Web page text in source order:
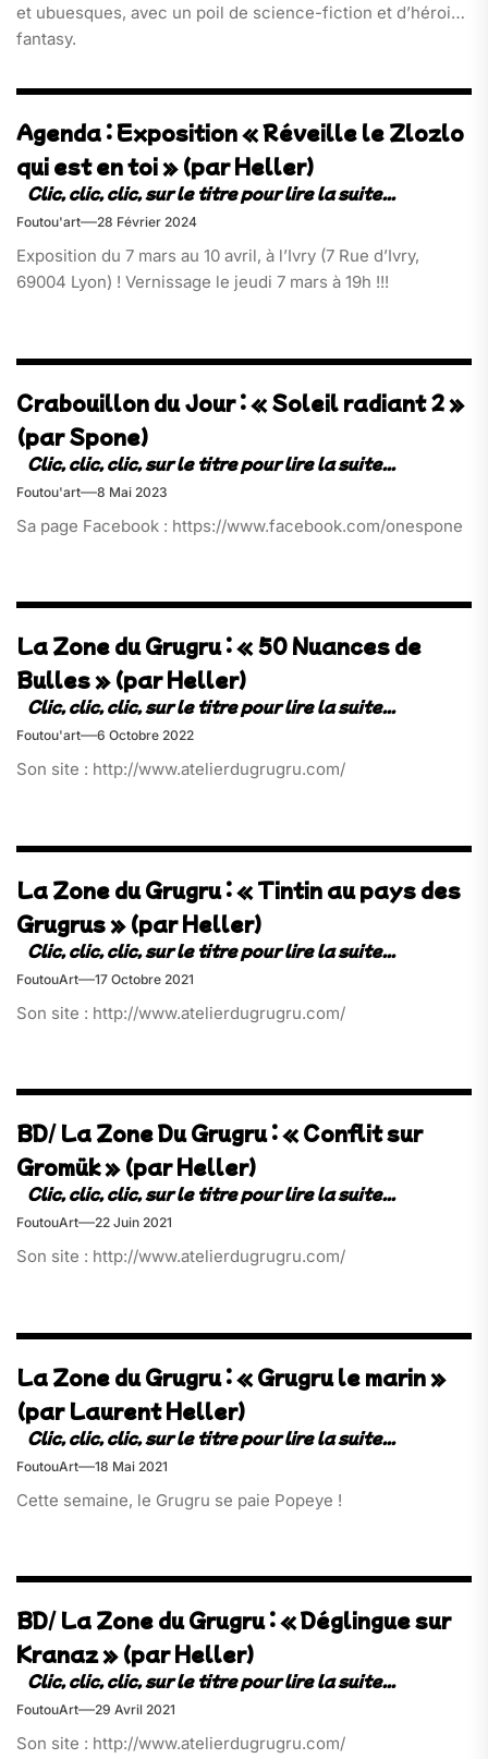
et ubuesques, avec un poil de science-fiction et d’héroic
fantasy.
Agenda : Exposition « Réveille le Zlozlo
qui est en toi » (par Heller)
Foutou'art 28 Février 2024
Exposition du 7 mars au 10 avril, à l’Ivry (7 Rue d’Ivry,
69004 Lyon) ! Vernissage le jeudi 7 mars à 19h !!!
Crabouillon du Jour : « Soleil radiant 2 »
(par Spone)
Foutou'art 8 Mai 2023
Sa page Facebook : https://www.facebook.com/onespone
La Zone du Grugru : « 50 Nuances de
Bulles » (par Heller)
Foutou'art 6 Octobre 2022
Son site : http://www.atelierdugrugru.com/
La Zone du Grugru : « Tintin au pays des
Grugrus » (par Heller)
FoutouArt 17 Octobre 2021
Son site : http://www.atelierdugrugru.com/
BD/ La Zone Du Grugru : « Conflit sur
Gromük » (par Heller)
FoutouArt 22 Juin 2021
Son site : http://www.atelierdugrugru.com/
La Zone du Grugru : « Grugru le marin »
(par Laurent Heller)
FoutouArt 18 Mai 2021
Cette semaine, le Grugru se paie Popeye !
BD/ La Zone du Grugru : « Déglingue sur
Kranaz » (par Heller)
FoutouArt 29 Avril 2021
Son site : http://www.atelierdugrugru.com/